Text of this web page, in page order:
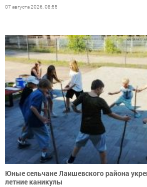
07 августа 2026, 08:55
Юные сельчане Лаишевского района
летние каникулы